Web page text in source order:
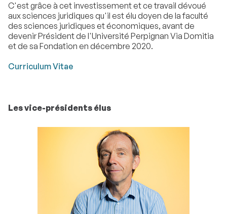
C'est grâce à cet investissement et ce travail dévoué
aux sciences juridiques qu'il est élu doyen de la faculté
des sciences juridiques et économiques, avant de
devenir Président de l'Université Perpignan Via Domitia
et de sa Fondation en décembre 2020.
Curriculum Vitae
Les vice-présidents élus